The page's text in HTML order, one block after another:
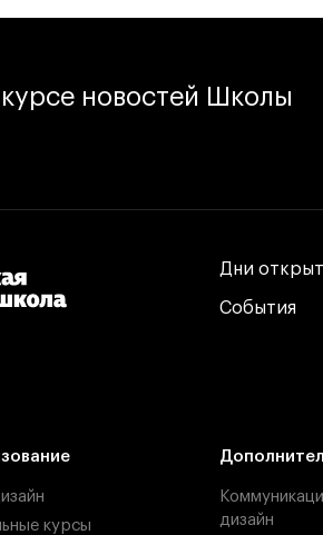
курсе новостей Школы
Дни
Дни
События
События
курсы
дизайн